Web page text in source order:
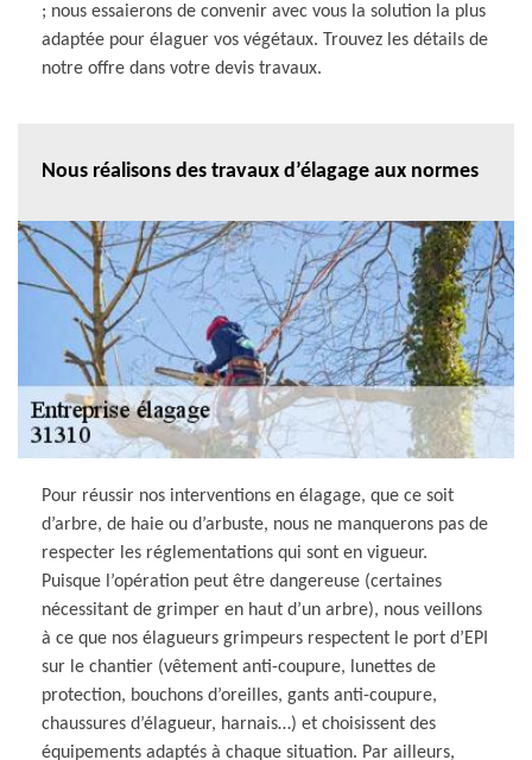
; nous essaierons de convenir avec vous la solution la plus
adaptée pour élaguer vos végétaux. Trouvez les détails de
notre offre dans votre devis travaux.
Nous réalisons des travaux d’élagage aux normes
Pour réussir nos interventions en élagage, que ce soit
d’arbre, de haie ou d’arbuste, nous ne manquerons pas de
respecter les réglementations qui sont en vigueur.
Puisque l’opération peut être dangereuse (certaines
nécessitant de grimper en haut d’un arbre), nous veillons
à ce que nos élagueurs grimpeurs respectent le port d’EPI
sur le chantier (vêtement anti-coupure, lunettes de
protection, bouchons d’oreilles, gants anti-coupure,
chaussures d’élagueur, harnais…) et choisissent des
équipements adaptés à chaque situation. Par ailleurs,